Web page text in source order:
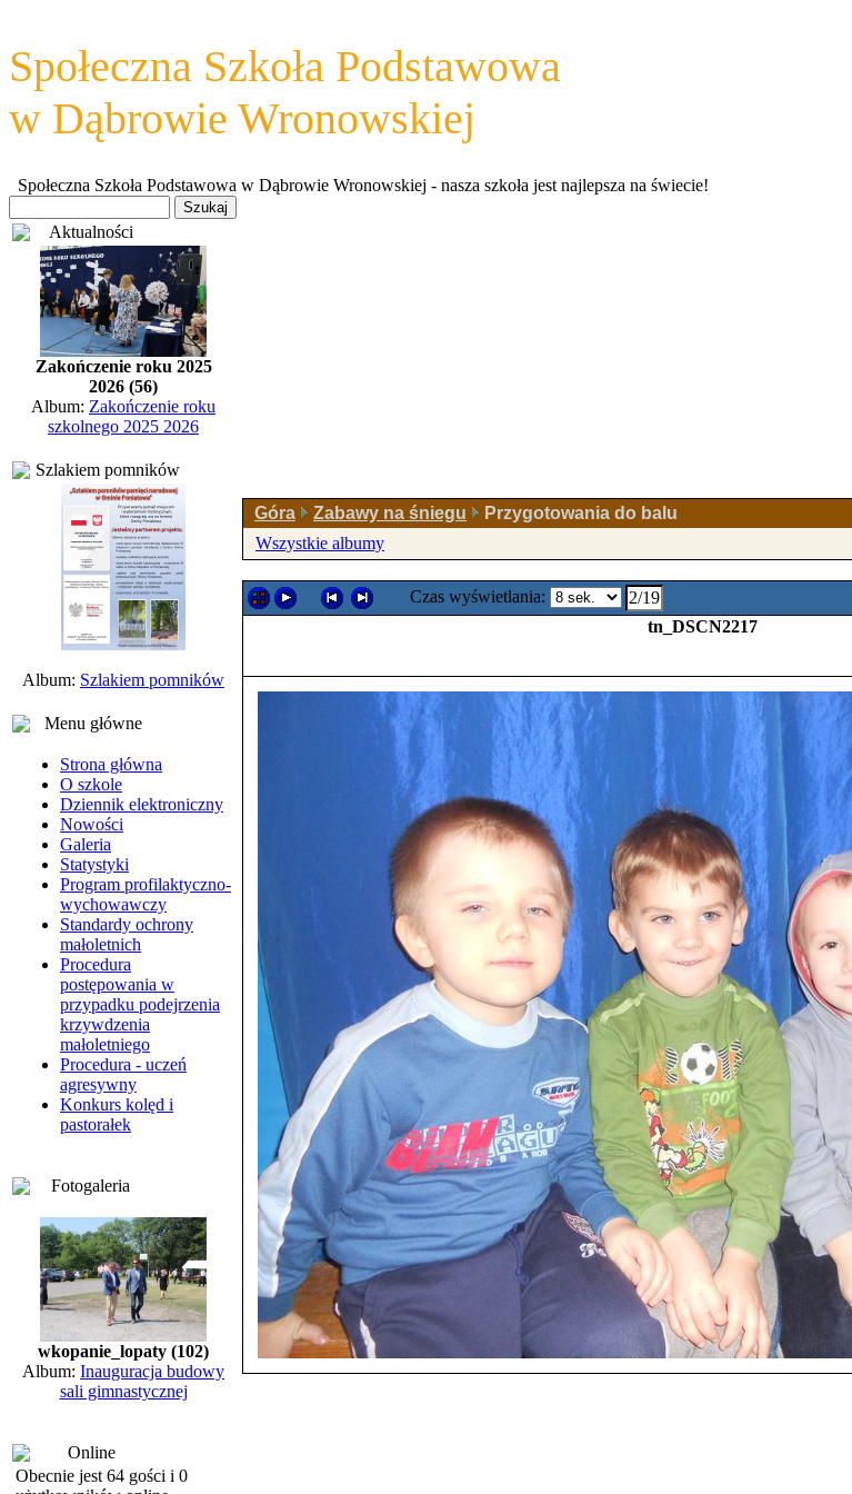
Społeczna Szkoła Podstawowa
w Dąbrowie Wronowskiej
Społeczna Szkoła Podstawowa w Dąbrowie Wronowskiej - nasza szkoła jest najlepsza na świecie!
Aktualności
Zakończenie roku 2025
2026 (56)
Album: Zakończenie roku
szkolnego 2025 2026
Szlakiem pomników
Album: Szlakiem pomników
Menu główne
Strona główna
O szkole
Dziennik elektroniczny
Nowości
Galeria
Statystyki
Program profilaktyczno-
wychowawczy
Standardy ochrony
małoletnich
Procedura
postępowania w
przypadku podejrzenia
krzywdzenia
małoletniego
Procedura - uczeń
agresywny
Konkurs kolęd i
pastorałek
Fotogaleria
wkopanie_lopaty (102)
Album: Inauguracja budowy
sali gimnastycznej
Online
Obecnie jest 64 gości i 0
Góra Zabawy na śniegu
Przygotowania do balu
Wszystkie albumy
Czas wyświetlania:
2/19
tn_DSCN2217